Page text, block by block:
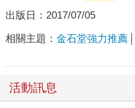
出版日： 2017/07/05
相關主題： 金石堂強力推薦
活動訊息